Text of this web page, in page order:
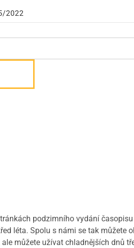
2022
podzimního vydání časopisu
léta. Spolu s námi se tak můžete
můžete užívat chladnějších dnů